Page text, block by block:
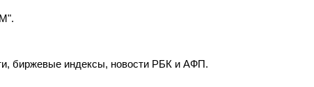
биржевые индексы, новости РБК и АФП.